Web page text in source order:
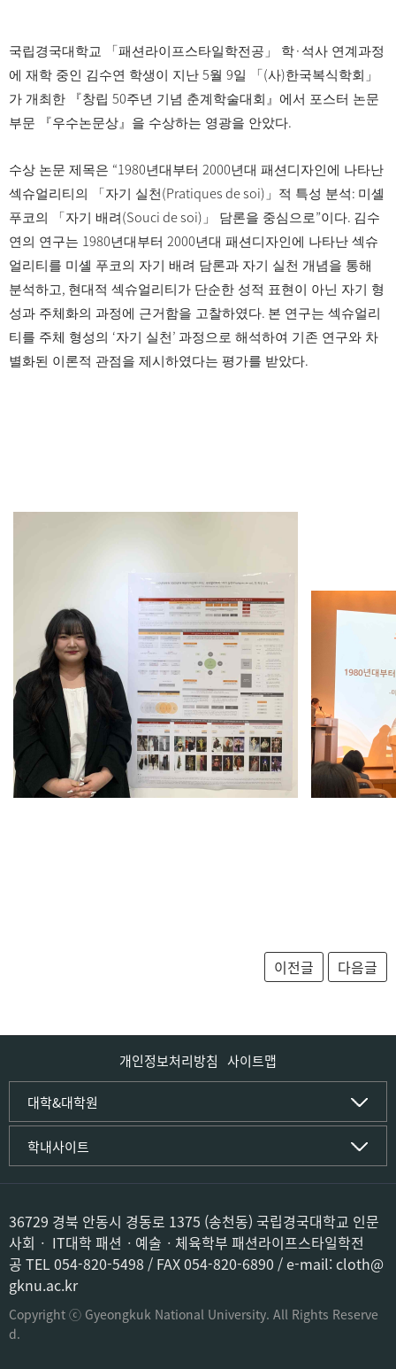
국립경국대학교 「 패션라이프스타일학전공 」 학· 석사 연계과정
에 재학 중인 김수연 학생이 지난 5월 9일 「 (사)한국복식학회 」
가 개최한
『창립 50주년 기념 춘계학술대회 』 에서 포스터 논문
부문
『우수논문상 』 을 수상하는 영광을 안았다.
수상 논문 제목은 “1980년대부터 2000년대 패션디자인에 나타난
섹슈얼리티의
「 자기 실천 (Pratiques de soi) 」 적 특성 분석: 미셸
푸코의
「 자기 배려 (Souci de soi) 」 담론을 중심으로”이다. 김수
연의 연구는 1980년대부터 2000년대 패션디자인에 나타난 섹슈
얼리티를 미셸 푸코의 자기 배려 담론과 자기 실천 개념을 통해
분석하고, 현대적 섹슈얼리티가 단순한 성적 표현이 아닌 자기 형
성과 주체화의 과정에 근거함을 고찰하였다. 본 연구는 섹슈얼리
티를 주체 형성의 ‘자기 실천 ’ 과정으로 해석하여 기존 연구와 차
별화된 이론적 관점을 제시하였다는 평가를 받았다.
개인정보처리방침 사이트맵
대학&대학원
인문사회·IT대학
인문·문화학부
국어국문학전공
중국어문·문화학전공
한자문화콘텐츠학전공
미디어문화커뮤니케이션학전공
사학전공
컴퓨터·소프트웨어공학부
소프트웨어융합전공
학내사이트
국립경국대학교
(재)국립경국대학교발전기금
공용S/W관리시스템
공자학원
공학교육인증시스템
과학영재교육원
교육혁신본부
도서관
미래교육센터
박물관
36729 경북 안동시 경동로 1375 (송천동) 국립경국대학교 인문
사회ㆍ IT대학 패션ㆍ예술ㆍ체육학부 패션라이프스타일학전
공 TEL 054-820-5498 / FAX 054-820-6890 / e-mail: cloth@
gknu.ac.kr
Copyright ⓒ Gyeongkuk National University. All Rights Reserve
d.